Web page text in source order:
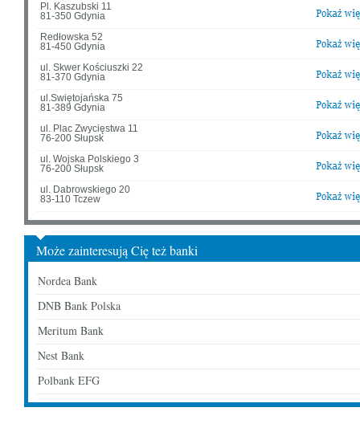
Pl. Kaszubski 11
81-350 Gdynia
Redłowska 52
81-450 Gdynia
ul. Skwer Kościuszki 22
81-370 Gdynia
ul.Swiętojańska 75
81-389 Gdynia
ul. Plac Zwycięstwa 11
76-200 Słupsk
ul. Wojska Polskiego 3
76-200 Słupsk
ul. Dabrowskiego 20
83-110 Tczew
Może zainteresują Cię też banki
Nordea Bank
DNB Bank Polska
Meritum Bank
Nest Bank
Polbank EFG